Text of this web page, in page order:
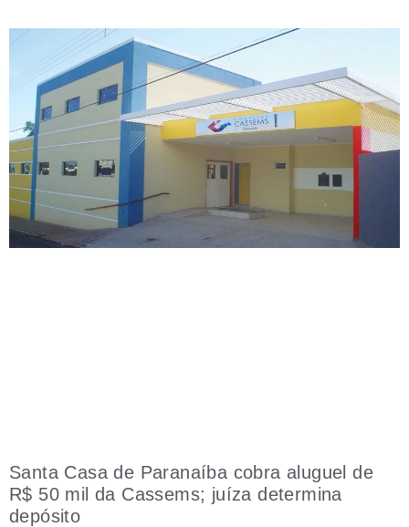
Santa Casa de Paranaíba cobra aluguel de
R$ 50 mil da Cassems; juíza determina
depósito